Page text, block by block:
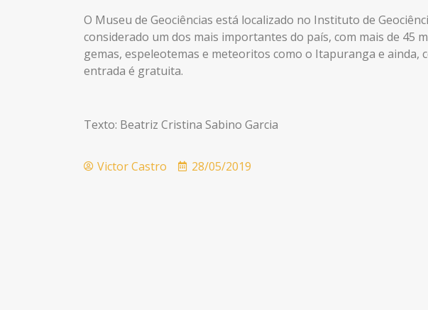
O Museu de Geociências está localizado no Instituto de
considerado um dos mais importantes do país, com mais de 45
gemas, espeleotemas e meteoritos como o Itapuranga e ainda,
entrada é gratuita.
Texto: Beatriz Cristina Sabino Garcia
Victor Castro 28/05/2019